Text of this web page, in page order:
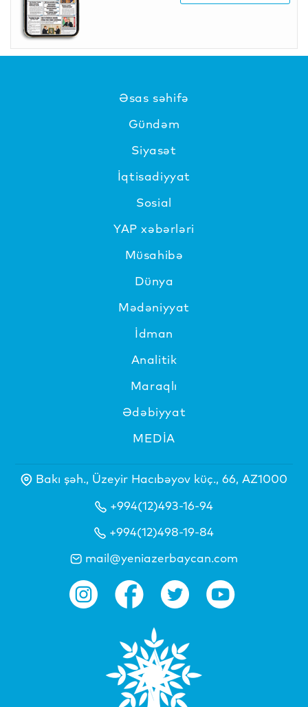
Əsas səhifə
Gündəm
Siyasət
İqtisadiyyat
Sosial
YAP xəbərləri
Müsahibə
Dünya
Mədəniyyat
İdman
Analitik
Maraqlı
Ədəbiyyat
MEDİA
Bakı şəh., Üzeyir Hacıbəyov küç., 66, AZ1000
+994(12)493-16-94
+994(12)498-19-84
mail@yeniazerbaycan.com